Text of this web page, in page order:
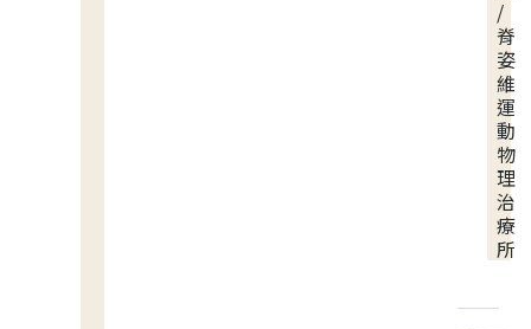
/
脊
姿
維
運
動
物
理
治
療
所